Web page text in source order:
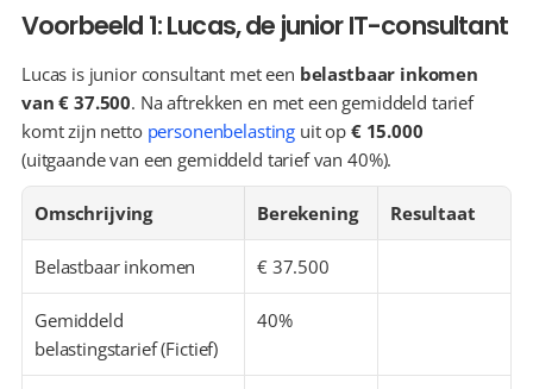
Voorbeeld 1: Lucas, de junior IT-consultant
Lucas is junior consultant met een belastbaar inkomen
van € 37.500. Na aftrekken en met een gemiddeld tarief
komt zijn netto personenbelasting uit op € 15.000
(uitgaande van een gemiddeld tarief van 40%).
Omschrijving Berekening Resultaat
Belastbaar inkomen € 37.500
Gemiddeld
belastingstarief (Fictief)
40%